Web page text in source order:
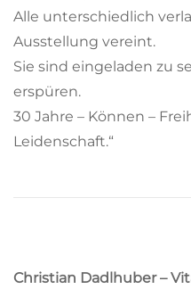
Alle unterschiedlich
Ausstellung vereint.
Sie sind eingeladen zu
erspüren.
30 Jahre – Können –
Leidenschaft.“
Christian Dadlhuber –